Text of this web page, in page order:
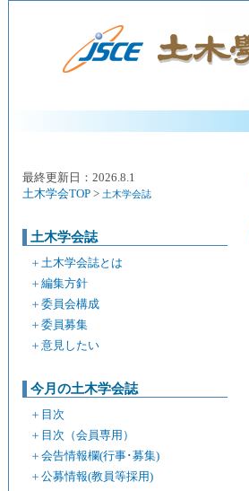
最終更新日：2026.8.1
土木学会TOP > 土木学会誌
土木学会誌
＋ 土木学会誌とは
＋ 編集方針
＋ 委員会構成
＋ 委員募集
＋ 意見したい
今月の土木学会誌
＋ 目次
＋ 目次（会員専用）
＋ 会告情報欄(行事･募集)
＋ 公募情報(教員等採用)